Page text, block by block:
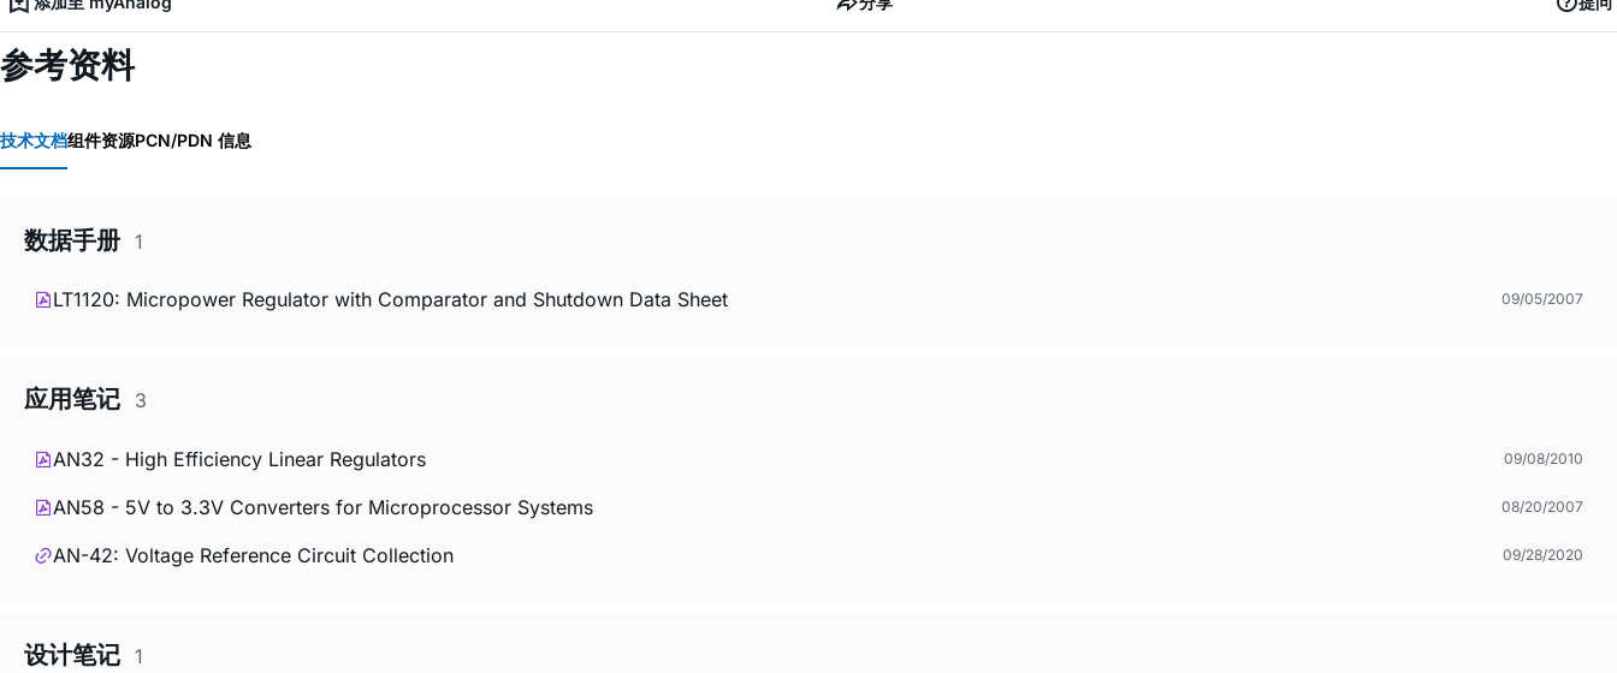
参考资料
技术文档组件资源PCN/PDN 信息
数据手册 1
LT1120: Micropower Regulator with Comparator and Shutdown Data Sheet 09/05/2007
应用笔记 3
AN32 - High Efficiency Linear Regulators 09/08/2010
AN58 - 5V to 3.3V Converters for Microprocessor Systems 08/20/2007
AN-42: Voltage Reference Circuit Collection 09/28/2020
设计笔记 1